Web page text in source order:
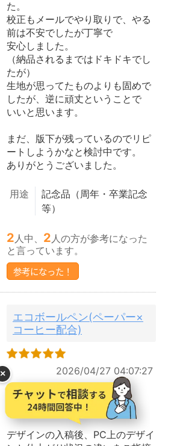
た。
校正もメールでやり取りで、やる
前は不安でしたが丁寧で
安心しました。
（納品されるまではドキドキでし
たが）
生地が思ってたものよりも固めで
したが、逆に頑丈ということで
いいと思います。
まだ、版下が残っているのでリピ
ートしようかなと検討中です。
ありがとうございました。
用途
記念品（周年・卒業記念
等）
2 人中、 2 人の方が参考になった
と言っています。
参考になった！
エコボールペン(ペーパー×
コーヒー配合)
2026/04/27 04:07:27
とでもよかった
投稿者：ats
デザインの入稿後、PC上のデザイ
×